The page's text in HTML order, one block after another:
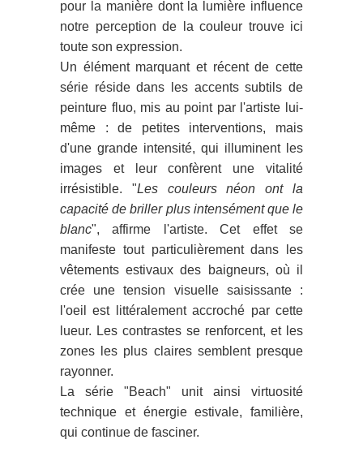
pour la manière dont la lumière influence
notre perception de la couleur trouve ici
toute son expression.
Un élément marquant et récent de cette
série réside dans les accents subtils de
peinture fluo, mis au point par l'artiste lui-
même : de petites interventions, mais
d'une grande intensité, qui illuminent les
images et leur confèrent une vitalité
irrésistible. "Les couleurs néon ont la
capacité de briller plus intensément que le
blanc", affirme l'artiste. Cet effet se
manifeste tout particulièrement dans les
vêtements estivaux des baigneurs, où il
crée une tension visuelle saisissante :
l'oeil est littéralement accroché par cette
lueur. Les contrastes se renforcent, et les
zones les plus claires semblent presque
rayonner.
La série "Beach" unit ainsi virtuosité
technique et énergie estivale, familière,
qui continue de fasciner.